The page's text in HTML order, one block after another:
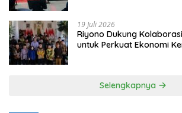
19 Juli 2026
Riyono Dukung
untuk Perkuat Ekonomi
Selengkapnya